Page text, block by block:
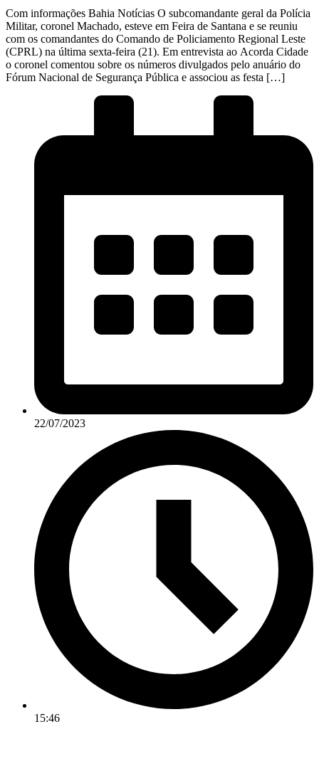
Com informações Bahia Notícias O subcomandante geral da Polícia
Militar, coronel Machado, esteve em Feira de Santana e se reuniu
com os comandantes do Comando de Policiamento Regional Leste
(CPRL) na última sexta-feira (21). Em entrevista ao Acorda Cidade
o coronel comentou sobre os números divulgados pelo anuário do
Fórum Nacional de Segurança Pública e associou as festa […]
22/07/2023
15:46